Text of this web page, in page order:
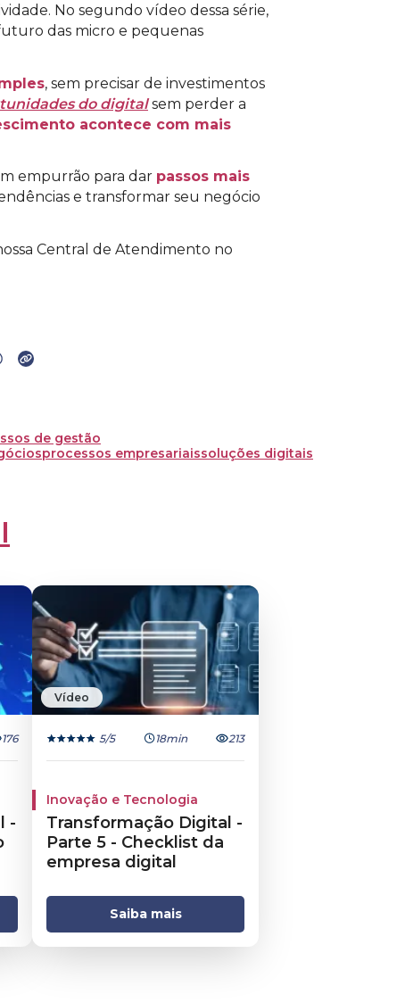
No segundo vídeo dessa série,
das micro e pequenas
, sem precisar de investimentos
do digitalsem perder a
acontece com mais
empurrão para dar passos mais
e transformar seu negócio
Central de Atendimento no
de gestão
processos empresariaissoluções digitais
176
-
Vídeo
5/5 18min 213
Inovação e Tecnologia
Transformação Digital -
Parte 5 - Checklist da
empresa digital
Saiba mais